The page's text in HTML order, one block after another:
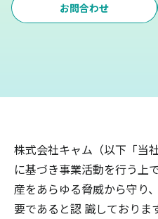
お問合わせ
株式会社キャム（以下「当
に基づき事業活動を行う上
産をあらゆる脅威から守り
要であると認 識しておりま